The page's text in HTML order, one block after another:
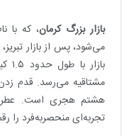
بازار بزرگ کرمان، که با
می‌شود، پس از بازار
مشتاقیه می‌رسد. قدم
هشتم هجری است. عطر
تجربه‌ای منحصربه‌فرد را